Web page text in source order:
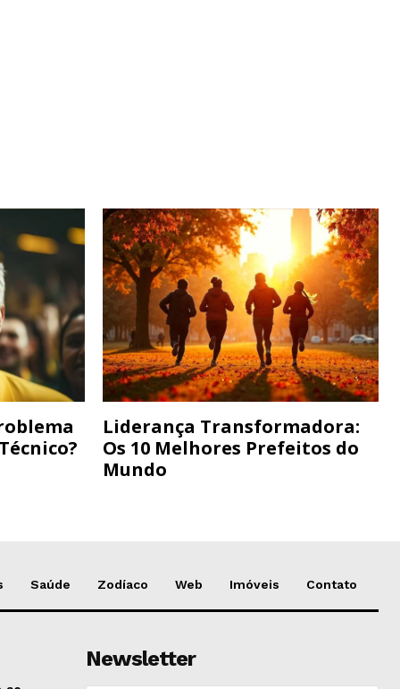
Liderança Transformadora:
Os 10 Melhores Prefeitos do
Mundo
Saúde Zodíaco Web Imóveis Contato
Newsletter